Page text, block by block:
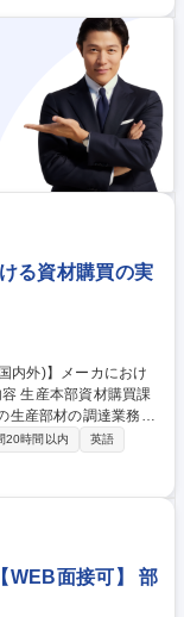
どサプライチェーンの
の策定 ■委託先選定
作成・低減活動 ■担
・最適物流の構築など
LIMEX/ユニコーン企
る資材購買の実
生産部材の調達業務を
生産部門や国内外サプ
ー
を実施します。 以下
内外の部品取引先との
定・見積・受発注 ■
開拓,購買戦略の企画
20時間以内
英語
WEB面接可】 部